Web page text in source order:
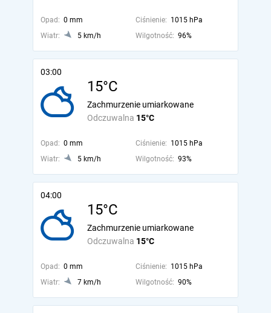
Opad: 0 mm Ciśnienie: 1015 hPa
Wiatr:
5 km/h Wilgotność: 96%
03:00
15°C
Odczuwalna 15°C
Zachmurzenie umiarkowane
Opad: 0 mm Ciśnienie: 1015 hPa
Wiatr:
5 km/h Wilgotność: 93%
04:00
15°C
Odczuwalna 15°C
Zachmurzenie umiarkowane
Opad: 0 mm Ciśnienie: 1015 hPa
Wiatr:
7 km/h Wilgotność: 90%